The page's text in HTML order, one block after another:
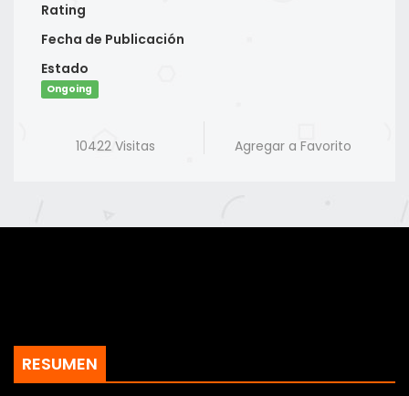
Rating
Fecha de Publicación
Estado
Ongoing
10422 Visitas Agregar a Favorito
RESUMEN